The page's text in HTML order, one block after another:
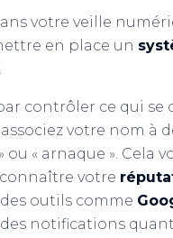
votre veille
en place un
.
contrôler ce qui se
votre nom à
ou « arnaque ». Cela
votre
outils comme
notifications